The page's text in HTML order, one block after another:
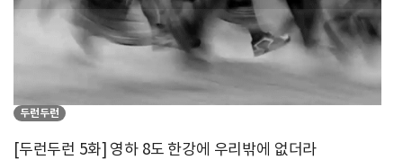
두런두런
[두런두런 5화] 영하 8도 한강에 우리밖에 없더라